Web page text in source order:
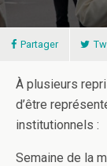
Partager
À plusieurs
d’être
institutionnels :
Semaine de la